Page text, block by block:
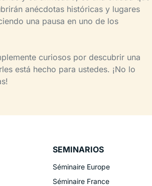
anécdotas históricas y lugares
una pausa en uno de los
curiosos por descubrir una
está hecho para ustedes. ¡No lo
SEMINARIOS
Séminaire Europe
Séminaire France